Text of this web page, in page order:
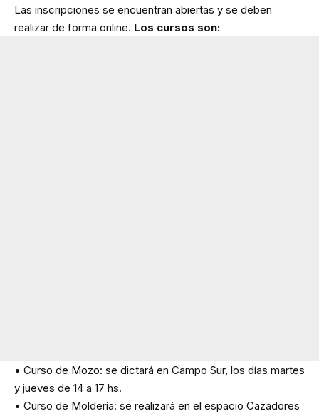
Las inscripciones se encuentran abiertas y se deben
realizar de forma online. Los cursos son:
• Curso de Mozo: se dictará en Campo Sur, los días martes
y jueves de 14 a 17 hs.
• Curso de Moldería: se realizará en el espacio Cazadores